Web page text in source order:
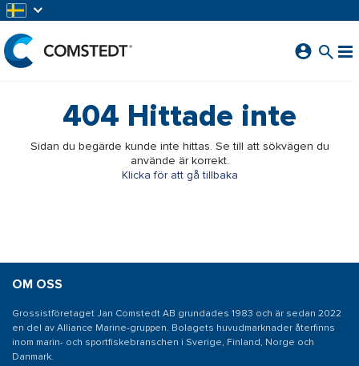
404 Hittade inte
Sidan du begärde kunde inte hittas. Se till att sökvägen du
använde är korrekt.
Klicka för att gå tillbaka
OM OSS
Grossistföretaget Jan Comstedt AB grundades 1983 och är sedan 2022
en del av Alliance Marine-gruppen. Bolagets huvudmarknader återfinns
inom marin- och sportfiskebranschen i Sverige, Finland, Norge och
Danmark.